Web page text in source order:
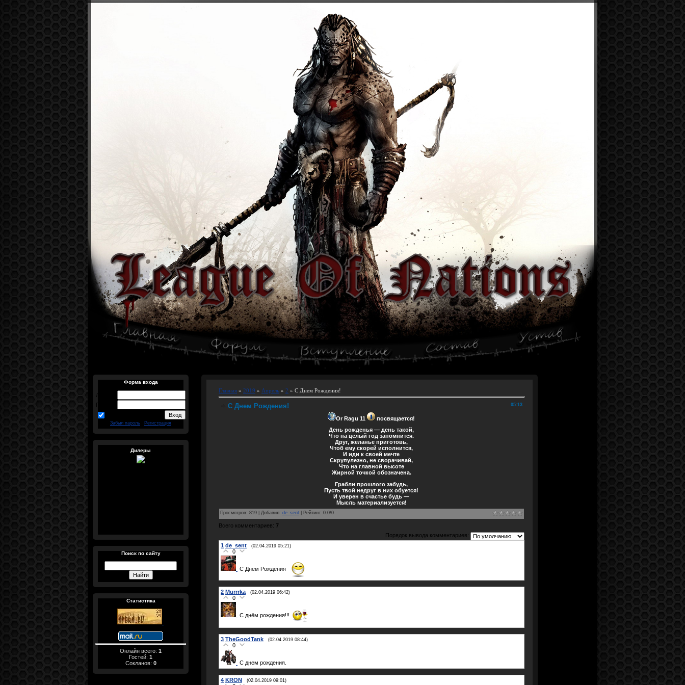
Форма входа
Логин:
Пароль:
Забыл пароль Регистрация
Дилеры
Поиск по сайту
Статистика
Онлайн всего: 1
Гостей: 1
Сокланов: 0
Главная » 2019 » Апрель » 2 » С Днем Рождения!
05:13
С Днем Рождения!
Or Ragu 11
посвящается!
День рожденья — день такой,
Что на целый год запомнится.
Друг, желанье приготовь,
Чтоб ему скорей исполнится,
И иди к своей мечте
Скрупулезно, не сворачивай,
Что на главной высоте
Жирной точкой обозначена.
Грабли прошлого забудь,
Пусть твой недруг в них обуется!
И уверен в счастье будь —
Мысль материализуется!
Просмотров: 819 Добавил: de_sent Рейтинг: 0.0/0
Всего комментариев: 7
Порядок вывода комментариев:
1 de_sent (02.04.2019 05:21)
0
С Днем Рождения
2 Murrrka (02.04.2019 06:42)
0
С днём рождения!!!
3 TheGoodTank (02.04.2019 08:44)
0
С днем рождения.
4 KRON (02.04.2019 09:01)